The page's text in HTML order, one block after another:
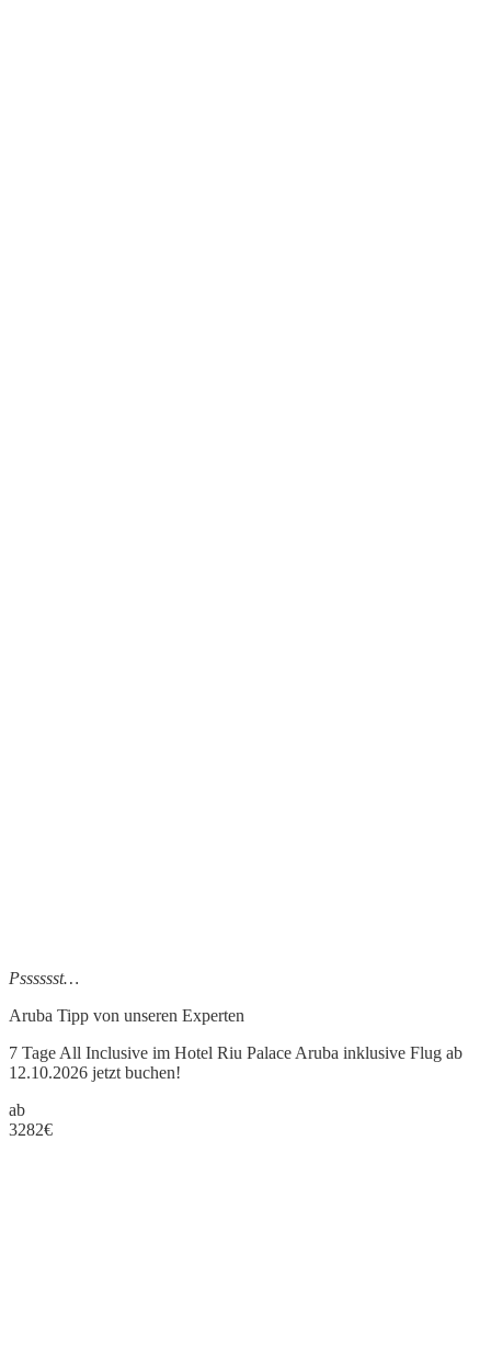
Psssssst…
Aruba Tipp von unseren Experten
7 Tage All Inclusive im Hotel Riu Palace Aruba inklusive Flug ab
12.10.2026 jetzt buchen!
ab
3282€